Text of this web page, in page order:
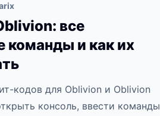
все
команды и как их
кодов для Oblivion и Oblivion
консоль, ввести команды